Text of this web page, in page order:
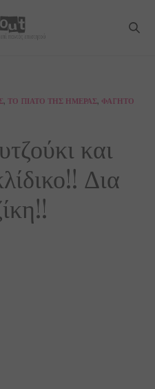
, ΤΟ ΠΙΆΤΟ ΤΗΣ ΗΜΈΡΑΣ, ΦΑΓΗΤΌ
και
Δια